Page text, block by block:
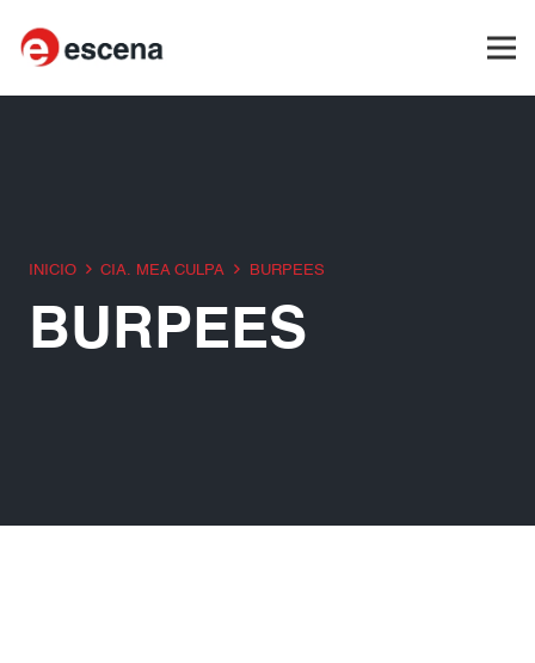
INICIO CIA. MEA CULPA BURPEES
BURPEES